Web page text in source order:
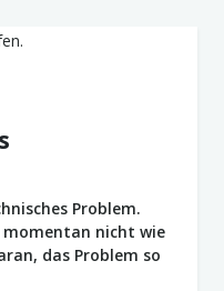
Problem.
nicht wie
das Problem so